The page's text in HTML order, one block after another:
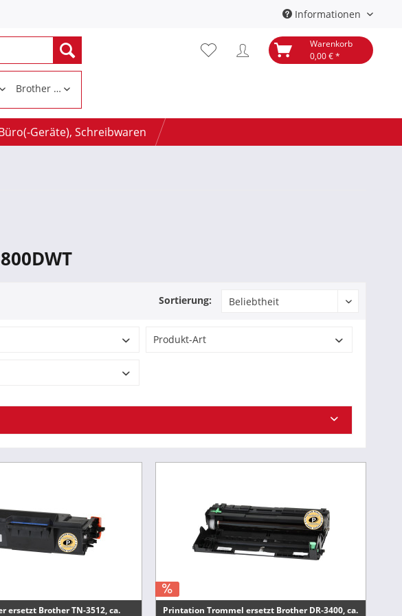
Informationen
Warenkorb
0,00 € *
Geräte), Schreibwaren
Sortierung:
Produkt-Art
ersetzt Brother TN-3512, ca.
Printation Trommel ersetzt Brother DR-3400, ca.